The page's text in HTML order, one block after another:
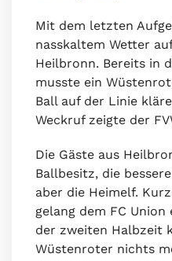
Mit dem letzten
nasskaltem Wetter
Heilbronn. Bereits in
musste ein
Ball auf der Linie
Weckruf zeigte der
Die Gäste aus
Ballbesitz, die
aber die Heimelf.
gelang dem FC
der zweiten Halbzeit
Wüstenroter nichts